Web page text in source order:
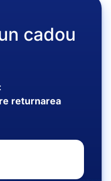
cadou
returnarea